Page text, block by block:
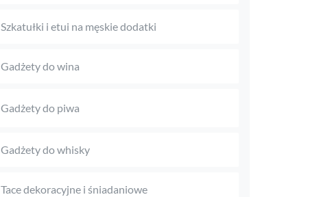
Szkatułki i etui na męskie dodatki
Gadżety do wina
Gadżety do piwa
Gadżety do whisky
Tace dekoracyjne i śniadaniowe